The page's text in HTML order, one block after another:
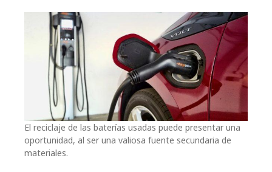
El reciclaje de las baterías usadas puede presentar una
oportunidad, al ser una valiosa fuente secundaria de
materiales.